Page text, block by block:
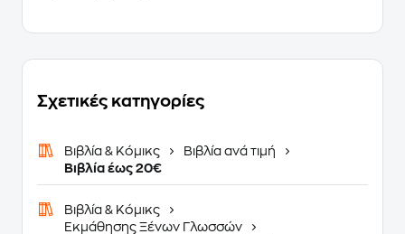
Σχετικές κατηγορίες
Βιβλία & Κόμικς
Βιβλία ανά τιμή
Βιβλία έως 20€
Βιβλία & Κόμικς
Εκμάθησης Ξένων Γλωσσών